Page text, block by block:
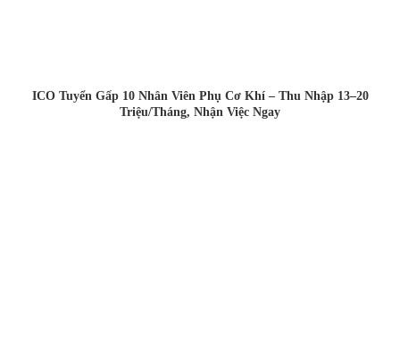
ICO Tuyển Gấp 10 Nhân Viên Phụ Cơ Khí – Thu Nhập 13–20
Triệu/Tháng, Nhận Việc Ngay